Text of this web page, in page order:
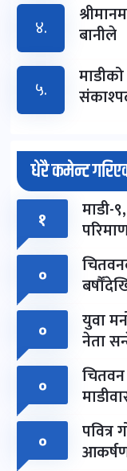
४.
बानीले
५.
धेरै कमेन्ट
१ माडी-
०
०
युवा
नेता
०
चितवन
०
पवित्र